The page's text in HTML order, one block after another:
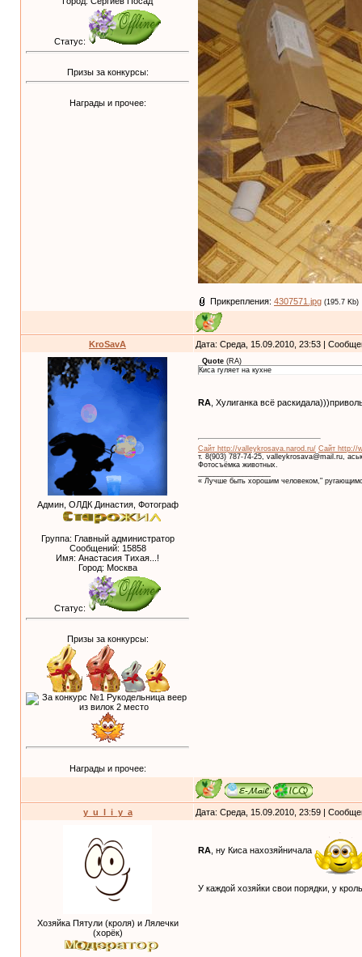
Статус:
Призы за конкурсы:
Награды и прочее:
Прикрепления: 4307571.jpg (195.7 Kb)
KroSavA Дата: Среда, 15.09.2010, 23:53 |
Админ, ОЛДК Династия, Фотограф
Группа: Главный администратор
Сообщений: 15858
Имя: Анастасия Тихая...!
Город: Москва
Статус:
Призы за конкурсы:
Награды и прочее:
Quote (RA)
Киса гуляет на кухне
RA , Хулиганка всё
Сайт http://valleykrosava.narod.ru/ Сайт http://
т. 8(903) 787-74-25, valleykrosava@mail.ru,
Фотосъёмка животных.
« Лучше быть хорошим человеком,"
y_u_l_i_y_a Дата: Среда, 15.09.2010, 23:59 |
Хозяйка Пятули (кроля) и Лялечки
(хорёк)
RA , ну Киса нахозяйничала
У каждой хозяйки свои порядки, у